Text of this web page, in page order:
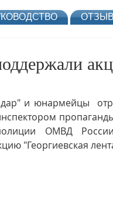
и юнармейцы
ОМВД
"Георгиевская